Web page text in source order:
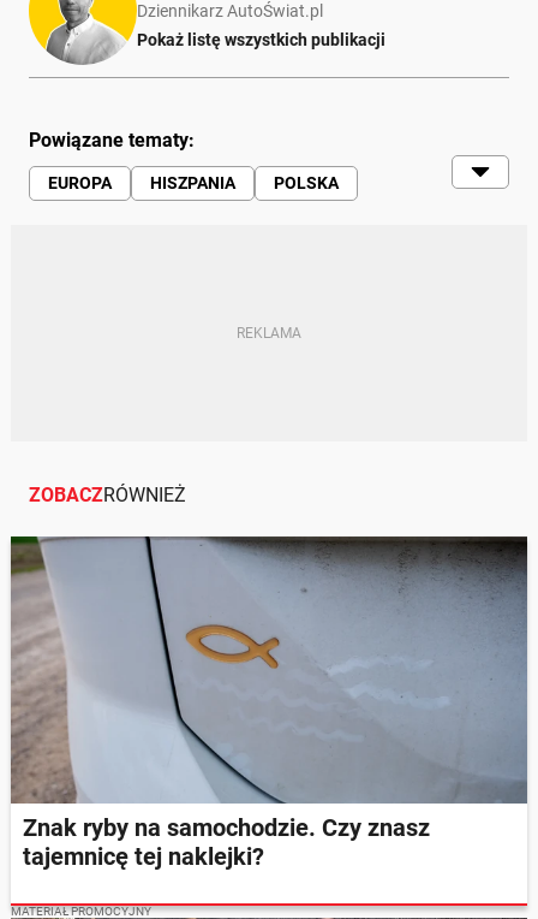
Dziennikarz AutoŚwiat.pl
Pokaż listę wszystkich publikacji
Powiązane tematy:
EUROPA HISZPANIA
POLSKA
ZOBACZRÓWNIEŻ
Znak ryby na samochodzie. Czy znasz
tajemnicę tej naklejki?
MATERIAŁ PROMOCYJNY